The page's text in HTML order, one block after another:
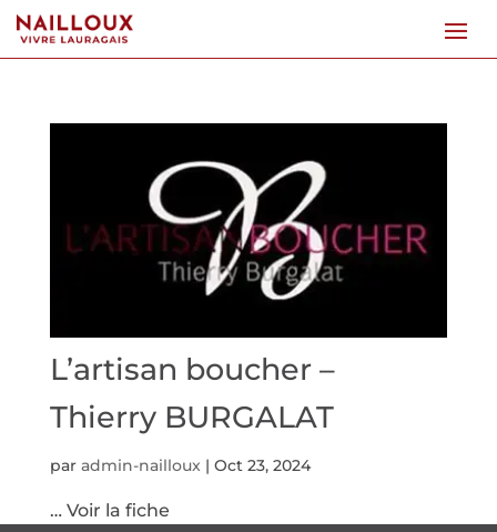
L’artisan boucher –
Thierry BURGALAT
par admin-nailloux | Oct 23, 2024
… Voir la fiche